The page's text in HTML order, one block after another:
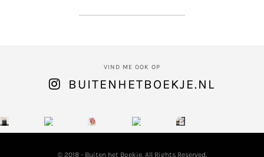
VIND ME OOK OP
BUITENHETBOEKJE.NL
© 2018 - Buiten het Boekje. All Rights Reserved.